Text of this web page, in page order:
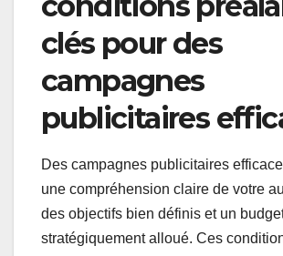
clés pour des
campagnes
publicitaires
Des campagnes publicitaires
une compréhension claire de votre
des objectifs bien définis et un
stratégiquement alloué. Ces